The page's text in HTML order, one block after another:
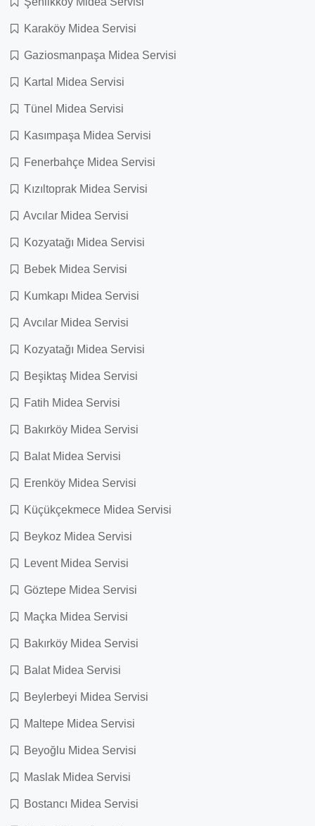
Karaköy Midea Servisi
Gaziosmanpaşa Midea Servisi
Kartal Midea Servisi
Tünel Midea Servisi
Kasımpaşa Midea Servisi
Fenerbahçe Midea Servisi
Kızıltoprak Midea Servisi
Avcılar Midea Servisi
Kozyatağı Midea Servisi
Bebek Midea Servisi
Kumkapı Midea Servisi
Avcılar Midea Servisi
Kozyatağı Midea Servisi
Beşiktaş Midea Servisi
Fatih Midea Servisi
Bakırköy Midea Servisi
Balat Midea Servisi
Erenköy Midea Servisi
Küçükçekmece Midea Servisi
Beykoz Midea Servisi
Levent Midea Servisi
Göztepe Midea Servisi
Maçka Midea Servisi
Bakırköy Midea Servisi
Balat Midea Servisi
Beylerbeyi Midea Servisi
Maltepe Midea Servisi
Beyoğlu Midea Servisi
Maslak Midea Servisi
Bostancı Midea Servisi